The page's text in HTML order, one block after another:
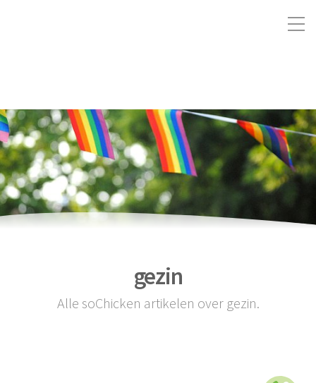
gezin
Alle soChicken artikelen over gezin.